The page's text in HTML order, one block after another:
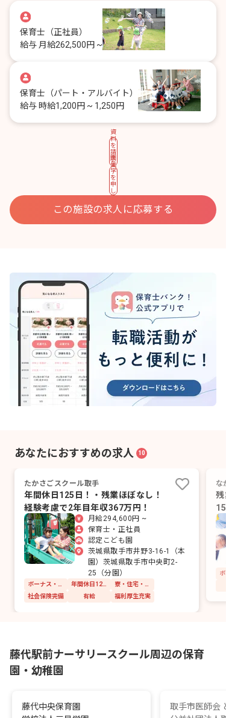
保育士 （正社員）
給与 月給262,500円 ~
保育士 （パート・アルバイト）
給与 時給1,200円 ~ 1,250円
資
料
を
請
求
す
る
園
見
学
を
申
し
む
この施設の求人に応募する
あなたにおすすめの求人 10
たかさごスクール取手
年間休日125日！・残業ほぼなし！
経験考慮で2年目年収367万円！
月給294,600円 ~
保育士・正社員
認定こども園
茨城県取手市井野3-16-1（本
園）茨城県取手市中央町2-
25（分園）
社会保険完備
有給 福利厚生充実
な
続
藤代駅前ナーサリースクール周辺の保育
園・幼稚園
藤代中央保育園
取手市医師会